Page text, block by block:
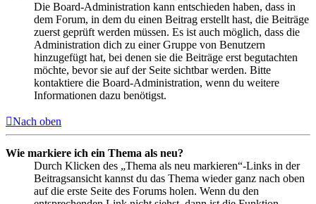
Die Board-Administration kann entschieden haben, dass in
dem Forum, in dem du einen Beitrag erstellt hast, die Beiträge
zuerst geprüft werden müssen. Es ist auch möglich, dass die
Administration dich zu einer Gruppe von Benutzern
hinzugefügt hat, bei denen sie die Beiträge erst begutachten
möchte, bevor sie auf der Seite sichtbar werden. Bitte
kontaktiere die Board-Administration, wenn du weitere
Informationen dazu benötigst.
Nach oben
Wie markiere ich ein Thema als neu?
Durch Klicken des „Thema als neu markieren“-Links in der
Beitragsansicht kannst du das Thema wieder ganz nach oben
auf die erste Seite des Forums holen. Wenn du den